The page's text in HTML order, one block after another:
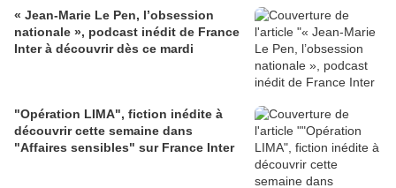
« Jean-Marie Le Pen, l’obsession
nationale », podcast inédit de France
Inter à découvrir dès ce mardi
"Opération LIMA", fiction inédite à
découvrir cette semaine dans
"Affaires sensibles" sur France Inter